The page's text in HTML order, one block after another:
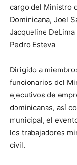
cargo del Ministro
Dominicana, Joel
Jacqueline DeLima
Pedro Esteva
Dirigido a
funcionarios del
ejecutivos de
dominicanas, así
municipal, el
los trabajadores
civil.